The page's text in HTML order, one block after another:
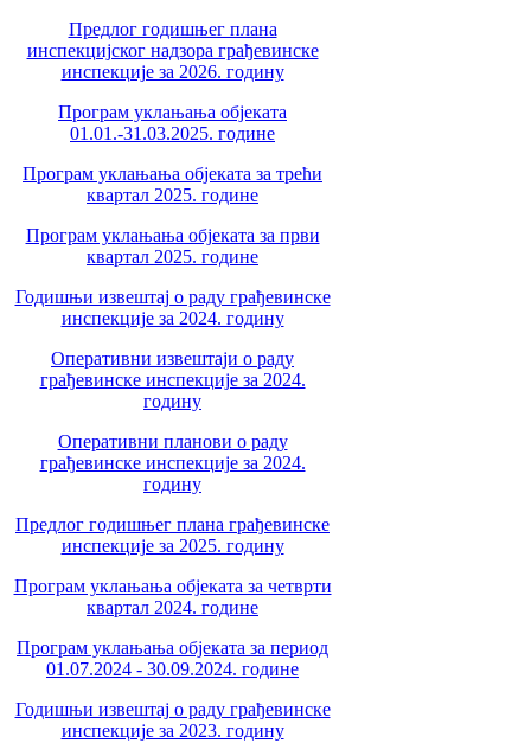
Предлог годишњег плана
инспекцијског надзора грађевинске
инспекције за 2026. годину
Програм уклањања објеката
01.01.-31.03.2025. године
Програм уклањања објеката за трећи
квартал 2025. године
Програм уклањања објеката за први
квартал 2025. године
Годишњи извештај о раду грађевинске
инспекције за 2024. годину
Оперативни извештаји о раду
грађевинске инспекције за 2024.
годину
Оперативни планови о раду
грађевинске инспекције за 2024.
годину
Предлог годишњег плана грађевинске
инспекције за 2025. годину
Програм уклањања објеката за четврти
квартал 2024. године
Програм уклањања објеката за период
01.07.2024 - 30.09.2024. године
Годишњи извештај о раду грађевинске
инспекције за 2023. годину